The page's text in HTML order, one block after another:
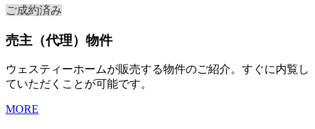
ご成約済み
売主（代理）物件
ウェスティーホームが販売する物件のご紹介。すぐに内覧し
ていただくことが可能です。
MORE